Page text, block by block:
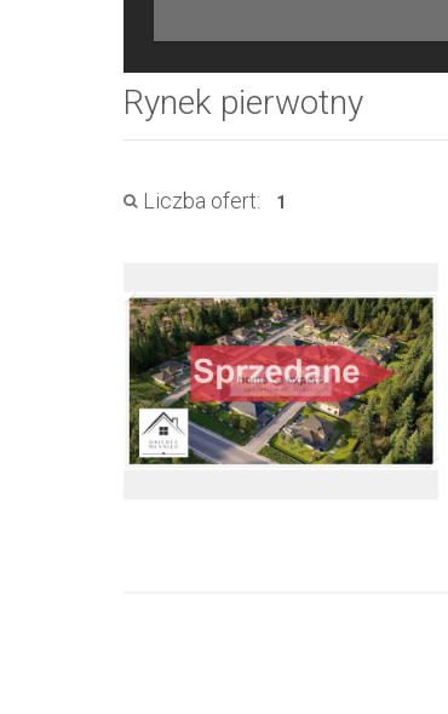
Rynek pierwotny
Liczba ofert: 1